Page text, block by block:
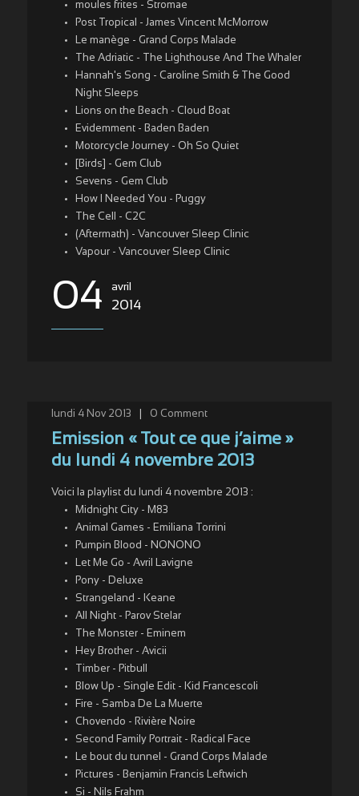
moules frites - Stromae
Post Tropical - James Vincent McMorrow
Le manège - Grand Corps Malade
The Adriatic - The Lighthouse And The Whaler
Hannah's Song - Caroline Smith & The Good
Night Sleeps
Lions on the Beach - Cloud Boat
Evidemment - Baden Baden
Motorcycle Journey - Oh So Quiet
[Birds] - Gem Club
Sevens - Gem Club
How I Needed You - Puggy
The Cell - C2C
(Aftermath) - Vancouver Sleep Clinic
Vapour - Vancouver Sleep Clinic
04 avril
2014
lundi 4 Nov 2013 0 Comment
Emission « Tout ce que j’aime »
du lundi 4 novembre 2013
Voici la playlist du lundi 4 novembre 2013 :
Midnight City - M83
Animal Games - Emiliana Torrini
Pumpin Blood - NONONO
Let Me Go - Avril Lavigne
Pony - Deluxe
Strangeland - Keane
All Night - Parov Stelar
The Monster - Eminem
Hey Brother - Avicii
Timber - Pitbull
Blow Up - Single Edit - Kid Francescoli
Fire - Samba De La Muerte
Chovendo - Rivière Noire
Second Family Portrait - Radical Face
Le bout du tunnel - Grand Corps Malade
Pictures - Benjamin Francis Leftwich
Si - Nils Frahm